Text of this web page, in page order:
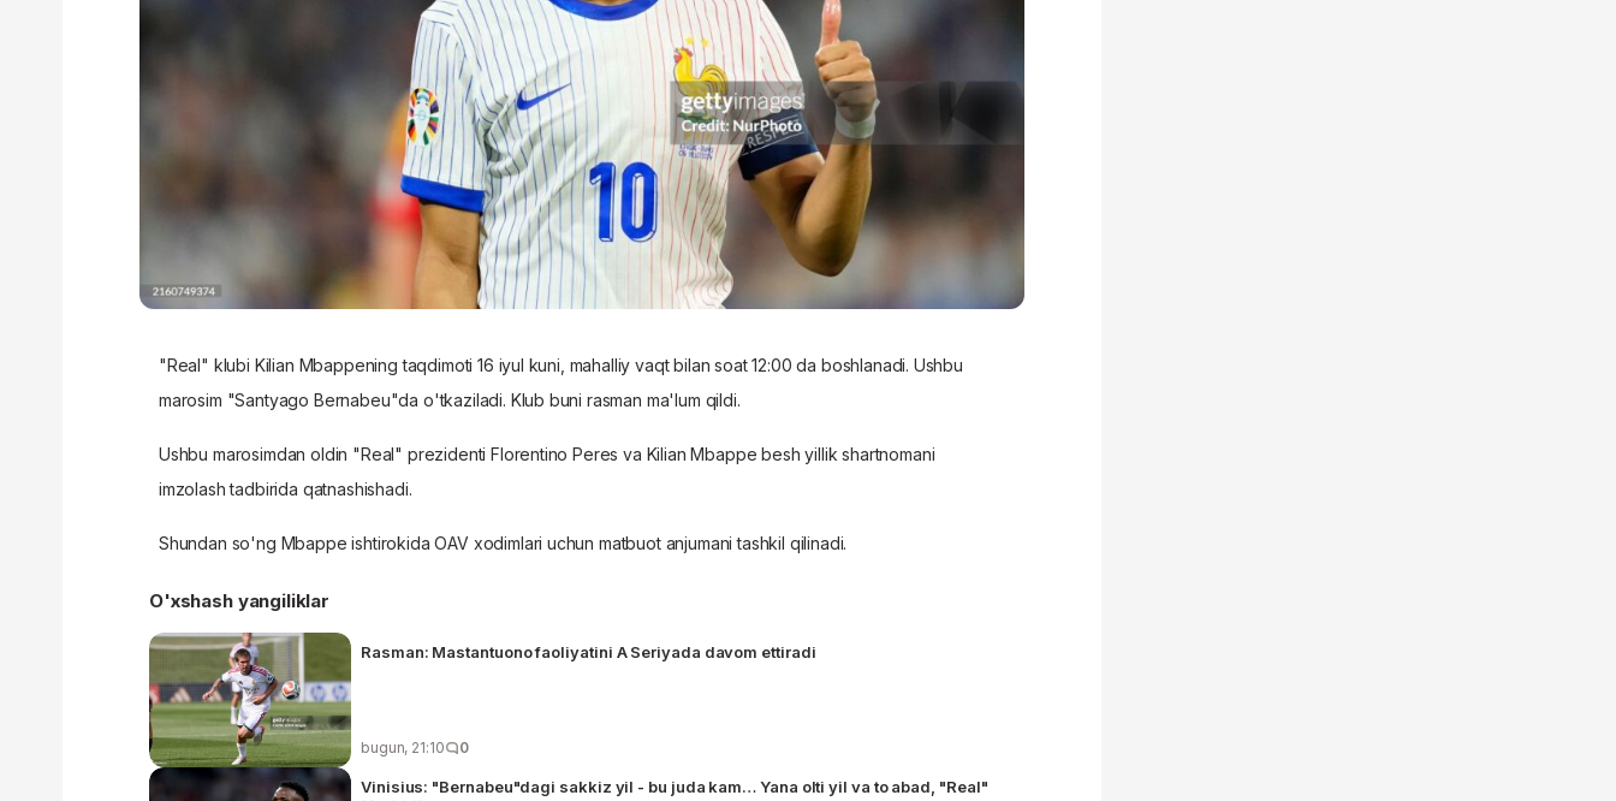
"Real" klubi Kilian Mbappening taqdimoti 16 iyul kuni, mahalliy vaqt bilan soat 12:00 da boshlanadi. Ushbu
marosim "Santyago Bernabeu"da o'tkaziladi. Klub buni rasman ma'lum qildi.
Ushbu marosimdan oldin "Real" prezidenti Florentino Peres va Kilian Mbappe besh yillik shartnomani
imzolash tadbirida qatnashishadi.
Shundan so'ng Mbappe ishtirokida OAV xodimlari uchun matbuot anjumani tashkil qilinadi.
O'xshash yangiliklar
Rasman: Mastantuono faoliyatini A Seriyada davom ettiradi
bugun, 21:10 0
Vinisius: "Bernabeu"dagi sakkiz yil - bu juda kam… Yana olti yil va to abad, "Real"